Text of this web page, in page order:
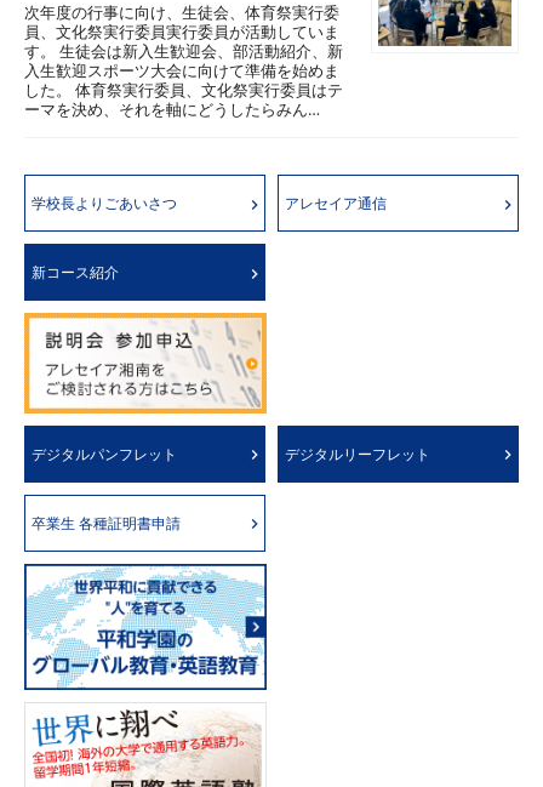
次年度の行事に向け、生徒会、体育祭実行委
員、文化祭実行委員実行委員が活動していま
す。 生徒会は新入生歓迎会、部活動紹介、新
入生歓迎スポーツ大会に向けて準備を始めま
した。 体育祭実行委員、文化祭実行委員はテ
ーマを決め、それを軸にどうしたらみん…
学校長よりごあいさつ アレセイア通信
新コース紹介
デジタルパンフレット デジタルリーフレット
卒業生 各種証明書申請